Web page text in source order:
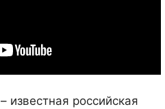
– известная российская